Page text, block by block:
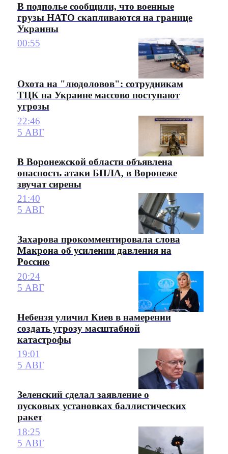
В подполье сообщили, что военные
грузы НАТО скапливаются на границе
Украины
00:55
Охота на "людоловов": сотрудникам
ТЦК на Украине массово поступают
угрозы
22:46
5 АВГ
В Воронежской области объявлена
опасность атаки БПЛА, в Воронеже
звучат сирены
21:40
5 АВГ
Захарова прокомментировала слова
Макрона об усилении давления на
Россию
20:24
5 АВГ
Небензя уличил Киев в намерении
создать угрозу масштабной
катастрофы
19:01
5 АВГ
Зеленский сделал заявление о
пусковых установках баллистических
ракет
18:25
5 АВГ